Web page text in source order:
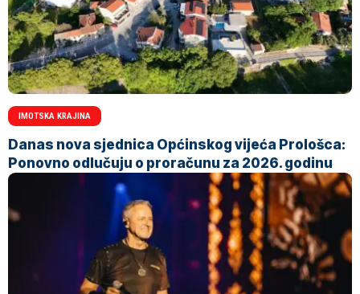
IMOTSKA KRAJINA
Danas nova sjednica Općinskog vijeća Prološca:
Ponovno odlučuju o proračunu za 2026. godinu